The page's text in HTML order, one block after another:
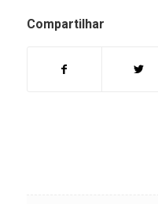
Compartilhar